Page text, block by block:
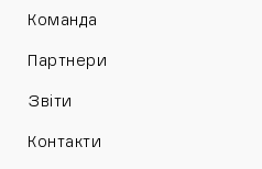
Команда
Партнери
Звіти
Контакти